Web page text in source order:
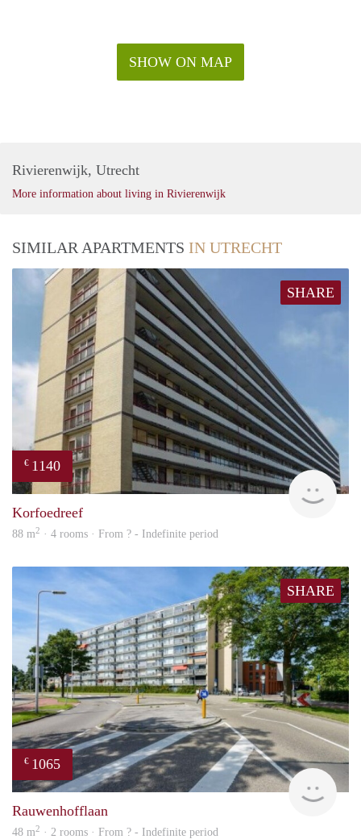
SHOW ON MAP
Rivierenwijk, Utrecht
More information about living in Rivierenwijk
SIMILAR APARTMENTS IN UTRECHT
SHARE
€ 1140
rent
Korfoedreef
88 m2 · 4 rooms · From ? - Indefinite period
SHARE
€ 1065
rent
Rauwenhofflaan
48 m2 · 2 rooms · From ? - Indefinite period